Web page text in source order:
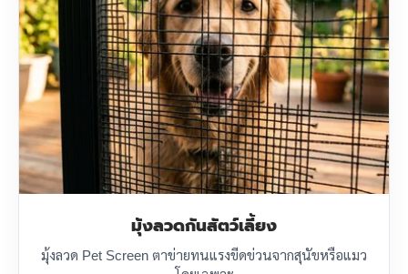
มุ้งลวดกันสัตว์เลี้ยง
มุ้งลวด Pet Screen ตาข่ายทนแรงขีดข่วนจากสุนัขหรือแมว